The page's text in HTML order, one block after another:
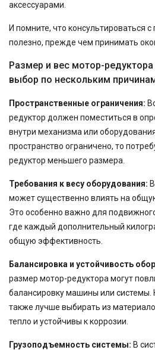
аксессуарами.
И помните, что консультироваться
полезно, прежде чем принимать
Размер и вес мотор-редуктора
выбор по нескольким
Пространственные ограничения:
редуктор должен поместиться в
внутри механизма или
пространство ограничено, то
редуктор меньшего размера.
Требования к весу оборудования:
может существенно влиять на
Это особенно важно для
где каждый дополнительный
общую эффективность.
Балансировка и устойчивость
размер мотор-редуктора могут
балансировку машины или системы.
также лучше выбирать из
тепло и устойчивы к коррозии.
Грузоподъемность системы: В